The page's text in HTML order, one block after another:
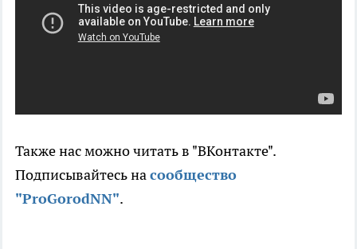
Также нас можно читать в "ВКонтакте".
Подписывайтесь насообщество
"ProGorodNN".